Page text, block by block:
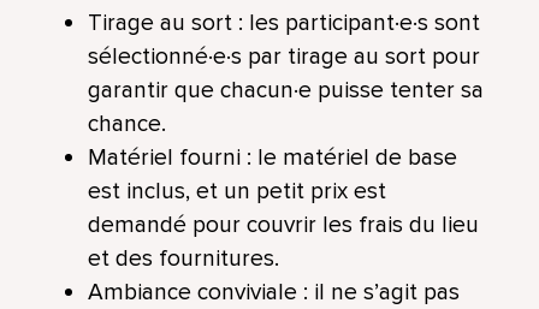
Tirage au sort : les participant·e·s sont
sélectionné·e·s par tirage au sort pour
garantir que chacun·e puisse tenter sa
chance.
Matériel fourni : le matériel de base
est inclus, et un petit prix est
demandé pour couvrir les frais du lieu
et des fournitures.
Ambiance conviviale : il ne s’agit pas